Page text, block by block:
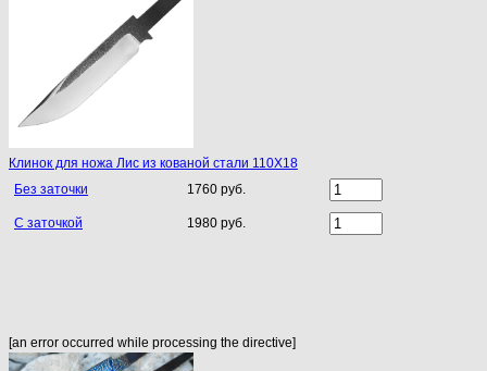
Клинок для ножа Лис из кованой стали 110Х18
Без заточки
1760 руб.
С заточкой 1980 руб.
[an error occurred while processing the directive]